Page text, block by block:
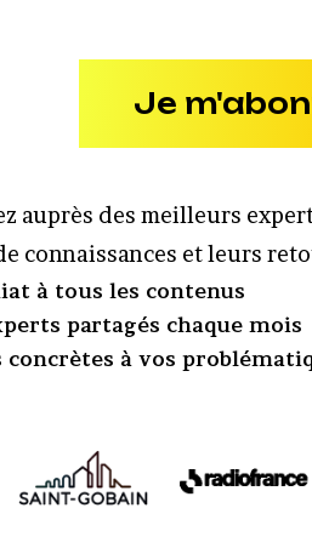
Je
auprès des meilleurs
connaissances et leurs
à tous les contenus
partagés chaque mois
concrètes à vos